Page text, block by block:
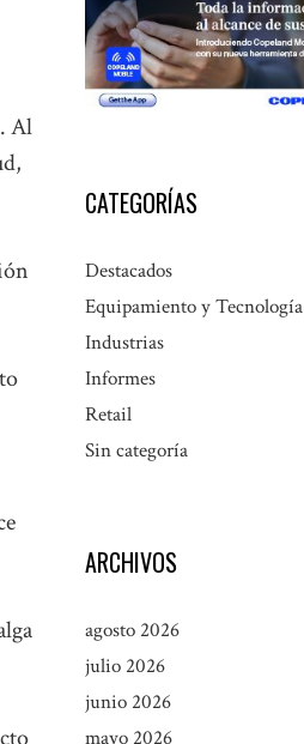
Al
CATEGORÍAS
Destacados
Equipamiento y Tecnología
Industrias
Informes
Retail
Sin categoría
ARCHIVOS
agosto 2026
julio 2026
junio 2026
mayo 2026